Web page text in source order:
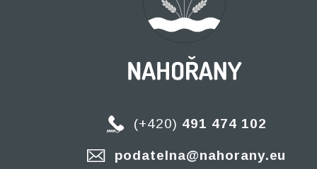
(+420) 491 474 102
podatelna@nahorany.eu